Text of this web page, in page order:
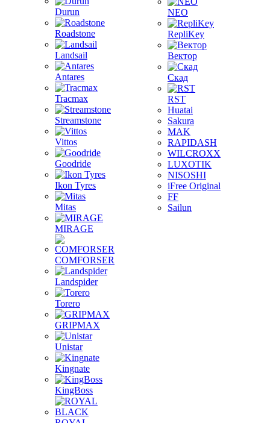
Durun
Roadstone
Landsail
Antares
Tracmax
Streamstone
Vittos
Goodride
Ikon Tyres
Mitas
MIRAGE
COMFORSER
Landspider
Torero
GRIPMAX
Unistar
Kingnate
KingBoss
NEO
RepliKey
Вектор
Скад
RST
Huatai
Sakura
MAK
RAPIDASH
WILCROXX
LUXOTIK
NISOSHI
iFree Original
FF
Sailun